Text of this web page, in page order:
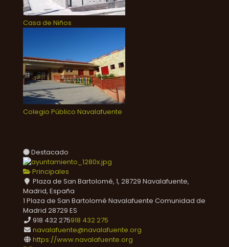
Casa de Niños
Colegio Público Navalafuente
Destacado
Principales
Plaza de San Bartolomé, 1, 28729 Navalafuente,
Madrid, España
1 Plaza de San Bartolomé Navalafuente Comunidad de
Madrid 28729 ES
918 432 275918 432 275
navalafuente@navalafuente.org
https://www.navalafuente.org